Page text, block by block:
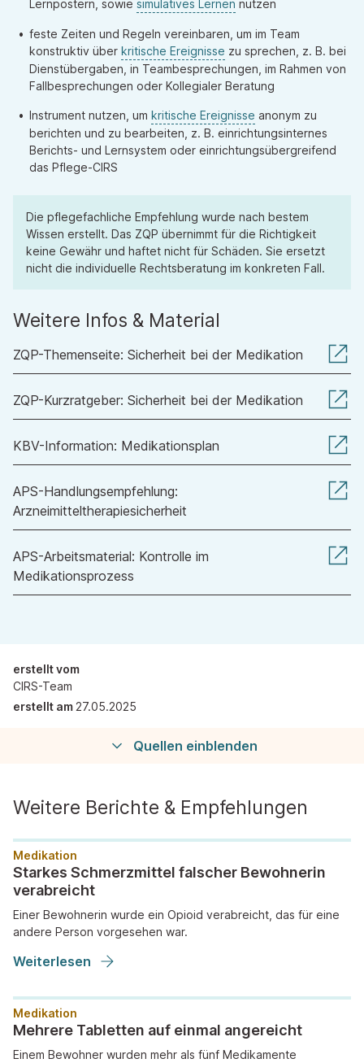
Lernpostern, sowie simulatives Lernen nutzen
feste Zeiten und Regeln vereinbaren, um im Team
konstruktiv über kritische Ereignisse zu sprechen, z. B. bei
Dienstübergaben, in Teambesprechungen, im Rahmen von
Fallbesprechungen oder Kollegialer Beratung
Instrument nutzen, um kritische Ereignisse anonym zu
berichten und zu bearbeiten, z. B. einrichtungsinternes
Berichts- und Lernsystem oder einrichtungsübergreifend
das Pflege-CIRS
Die pflegefachliche Empfehlung wurde nach bestem
Wissen erstellt. Das ZQP übernimmt für die Richtigkeit
keine Gewähr und haftet nicht für Schäden. Sie ersetzt
nicht die individuelle Rechtsberatung im konkreten Fall.
Weitere Infos & Material
ZQP-Themenseite: Sicherheit bei der Medikation
ZQP-Kurzratgeber: Sicherheit bei der Medikation
KBV-Information: Medikationsplan
APS-Handlungsempfehlung:
Arzneimitteltherapiesicherheit
APS-Arbeitsmaterial: Kontrolle im
Medikationsprozess
erstellt vom
CIRS-Team
erstellt am27.05.2025
Quellen einblenden
Weitere Berichte & Empfehlungen
Medikation
Starkes Schmerzmittel falscher Bewohnerin
verabreicht
Einer Bewohnerin wurde ein Opioid verabreicht, das für eine
andere Person vorgesehen war.
Weiterlesen
Medikation
Mehrere Tabletten auf einmal angereicht
Einem Bewohner wurden mehr als fünf Medikamente